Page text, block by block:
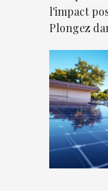
l'impact
Plongez